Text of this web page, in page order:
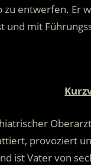
entwerfen. Er
und mit
provoziert
ist Vater von